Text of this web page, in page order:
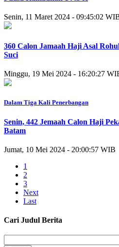
Senin, 11 Maret 2024 - 09:45:02
360 Calon Jamaah Haji Asal
Suci
Minggu, 19 Mei 2024 - 16:20:27
Dalam Tiga Kali Penerbangan
Senin, 442 Jemaah Calon Haji
Batam
Jumat, 10 Mei 2024 - 20:00:57 WIB
1
2
3
Next
Last
Cari Judul Berita